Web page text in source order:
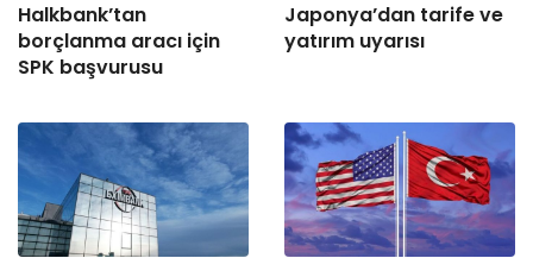
Halkbank’tan
borçlanma aracı için
SPK başvurusu
Japonya’dan tarife ve
yatırım uyarısı